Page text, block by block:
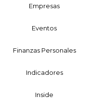
Empresas
Eventos
Finanzas Personales
Indicadores
Inside